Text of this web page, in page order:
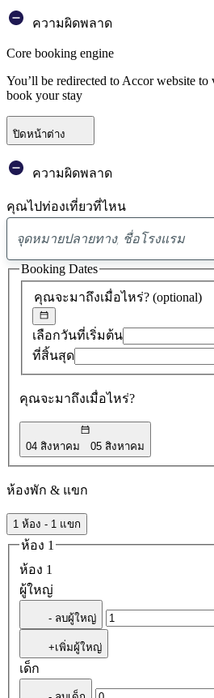
ความผิดพลาด
Core booking engine
You’ll be redirected to Accor website to
book your stay
ปิดหน้าต่าง
ความผิดพลาด
คุณไปท่องเที่ยวที่ไหน
พบ
ข้อ
เสนอ
0
คุณจะมาถึงเมื่อไหร่? (optional)
เลือกวันที่เริ่มต้น
ที่สิ้นสุด
คุณจะมาถึงเมื่อไหร่?
04 สิงหาคม 05 สิงหาคม
Booking Dates
ห้องพัก & แขก
1 ห้อง - 1 แขก
ห้อง 1
ห้อง 1
ผู้ใหญ่
- ลบผู้ใหญ่
+เพิ่มผู้ใหญ่
เด็ก